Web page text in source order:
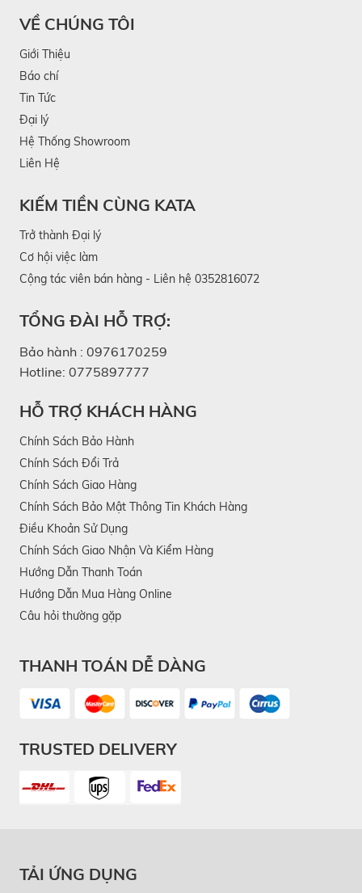
VỀ CHÚNG TÔI
Giới Thiệu
Báo chí
Tin Tức
Đại lý
Hệ Thống Showroom
Liên Hệ
KIẾM TIỀN CÙNG KATA
Trở thành Đại lý
Cơ hội việc làm
Cộng tác viên bán hàng - Liên hệ 0352816072
TỔNG ĐÀI HỖ TRỢ:
Bảo hành : 0976170259
Hotline: 0775897777
HỖ TRỢ KHÁCH HÀNG
Chính Sách Bảo Hành
Chính Sách Đổi Trả
Chính Sách Giao Hàng
Chính Sách Bảo Mật Thông Tin Khách Hàng
Điều Khoản Sử Dụng
Chính Sách Giao Nhận Và Kiểm Hàng
Hướng Dẫn Thanh Toán
Hướng Dẫn Mua Hàng Online
Câu hỏi thường gặp
THANH TOÁN DỄ DÀNG
TRUSTED DELIVERY
TẢI ỨNG DỤNG